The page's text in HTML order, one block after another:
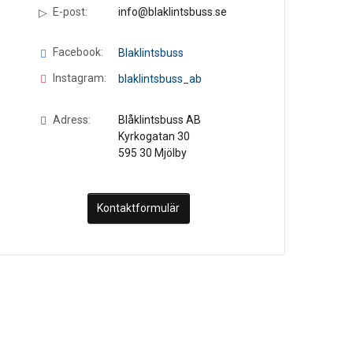
E-post: info@blaklintsbuss.se
Facebook:
Blaklintsbuss
Instagram:
blaklintsbuss_ab
Adress:
Blåklintsbuss AB
Kyrkogatan 30
595 30 Mjölby
Kontaktformulär